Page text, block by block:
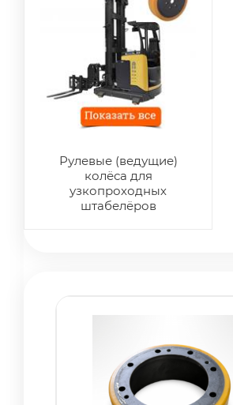
Рулевые (ведущие)
колёса для
узкопроходных
штабелёров